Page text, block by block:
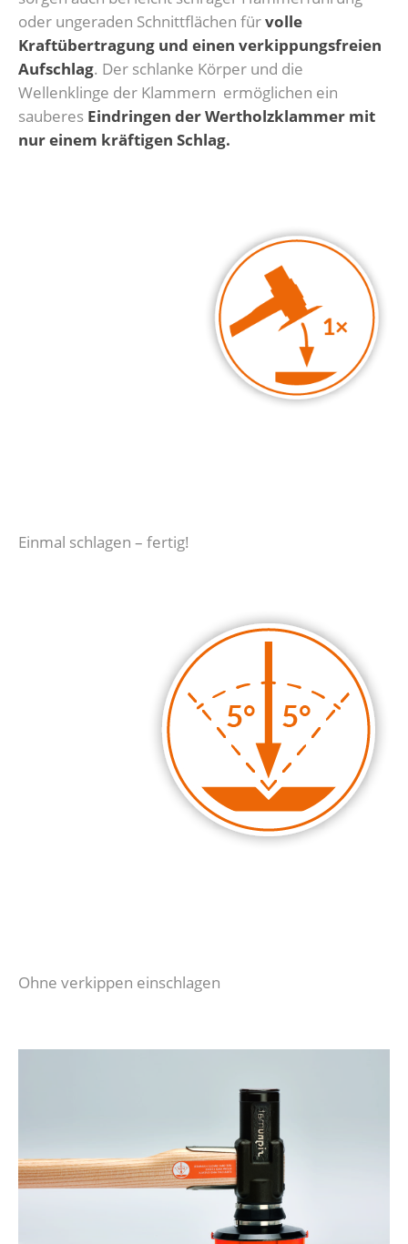
oder ungeraden Schnittflächen fürvolle
Kraftübertragung und einen verkippungsfreien
Aufschlag. Der schlanke Körper und die
Wellenklinge der Klammern ermöglichen ein
sauberes Eindringen der Wertholzklammer mit
nur einem kräftigen Schlag.
Einmal schlagen – fertig!
Ohne verkippen einschlagen